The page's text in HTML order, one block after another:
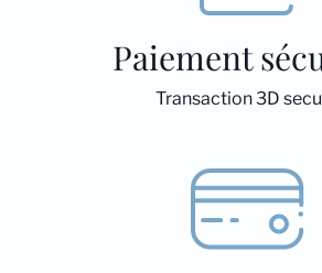
Paiement
Transaction 3D